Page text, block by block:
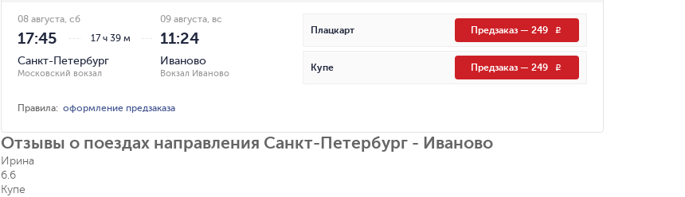
17 ч 39 м
08 августа, сб
17:45
Санкт-Петербург
Московский вокзал
09 августа, вс
11:24
Иваново
Вокзал Иваново
Плацкарт Предзаказ— 249 R
Купе Предзаказ— 249 R
Правила:оформление предзаказа
Отзывы о поездах направления Санкт-Петербург - Иваново
Ирина
6.6
Купе